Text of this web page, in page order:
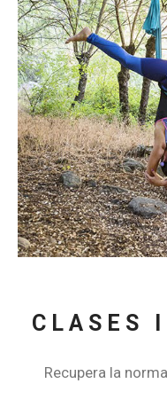
CLASES
Recupera la